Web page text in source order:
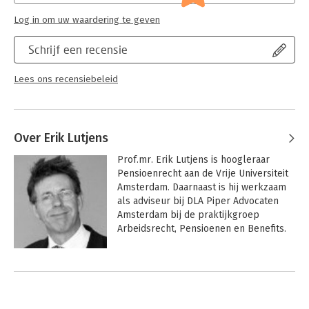
inzicht in de complexe pensioenwet- en regelgeving, inclusief
recente hervormingen en fiscale kaders. Met InView Essential
hebben gebruikers direct toegang tot actuele wetgeving,
relevante jurisprudentie en praktische toelichtingen.
Pensioenwetgeving in het kort:
Fiscale en juridische aspecten
Actuele informatie over recente en aankomende
veranderingen in de pensioenwetgeving
Praktische toepassingen en jurisprudentie
Serie:
Pensioenwetgeving
Schrijf een recensie
Lees ons recensiebeleid
Log in om uw waardering te geven
Over Erik Lutjens
Prof.mr. Erik Lutjens is hoogleraar
Pensioenrecht aan de Vrije Universiteit
Amsterdam. Daarnaast is hij werkzaam
als adviseur bij DLA Piper Advocaten
Amsterdam bij de praktijkgroep
Arbeidsrecht, Pensioenen en Benefits.
tijdschrift Pensioen & Praktijk en
Andere boeken door Erik Lutjens